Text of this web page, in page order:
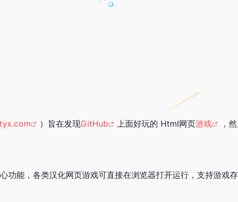
）旨在发现GitHub 上面好玩的 Html网页游戏 ，
功能，各类汉化网页游戏可直接在浏览器打开运行，支持游